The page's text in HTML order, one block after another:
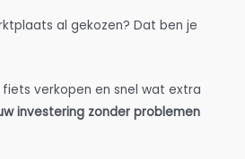
al gekozen? Dat ben je
verkopen en snel wat extra
investering zonder problemen